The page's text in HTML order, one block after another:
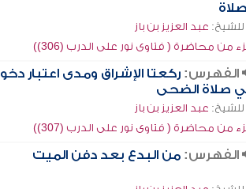
عبد العزيز بن باز
من محاضرة ( فتاوى نور على الدرب (306))
الفهرس: ركعتا الإشراق ومدى اعتبار
صلاة الضحى
عبد العزيز بن باز
من محاضرة ( فتاوى نور على الدرب (307))
الفهرس: من البدع بعد دفن الميت